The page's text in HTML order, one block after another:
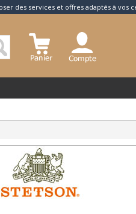
des services et offres adaptés à vos